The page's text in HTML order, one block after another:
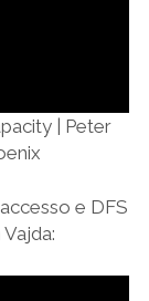
| Peter
e DFS